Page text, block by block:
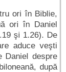
ori în Biblie,
ori în Daniel
şi 1.26). De
aduce veşti
Daniel despre
după